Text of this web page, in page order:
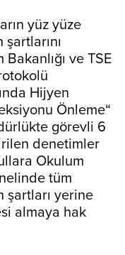
yüz yüze
ve TSE
Hijyen
Önleme“
görevli 6
denetimler
Okulum
tüm
şartları yerine
almaya hak